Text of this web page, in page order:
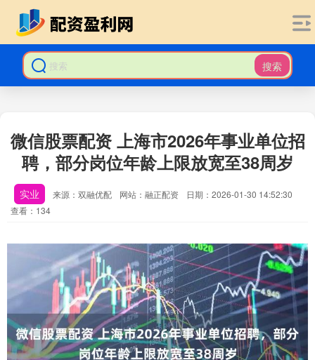
搜索
微信股票配资 上海市2026年事业单位招
聘，部分岗位年龄上限放宽至38周岁
实业 来源：双融优配 网站：融正配资
日期：2026-01-30 14:52:30
查看：134